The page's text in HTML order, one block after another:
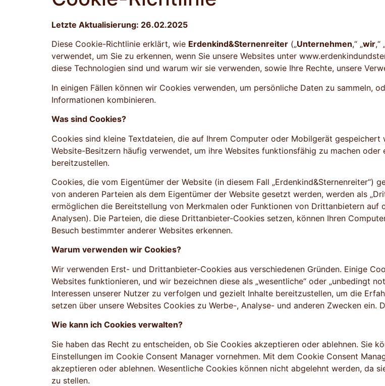
Letzte Aktualisierung: 26.02.2025
Diese Cookie-Richtlinie erklärt, wie Erdenkind&Sternenreiter („Unternehmen,“ „wir,“
verwendet, um Sie zu erkennen, wenn Sie unsere Websites unter
diese Technologien sind und warum wir sie verwenden, sowie Ihre Rechte, unsere
In einigen Fällen können wir Cookies verwenden, um persönliche Daten zu sammeln,
Informationen kombinieren.
Was sind Cookies?
Cookies sind kleine Textdateien, die auf Ihrem Computer oder Mobilgerät
Website-Besitzern häufig verwendet, um ihre Websites funktionsfähig zu machen
bereitzustellen.
Cookies, die vom Eigentümer der Website (in diesem Fall „Erdenkind&Sternenreiter“)
von anderen Parteien als dem Eigentümer der Website gesetzt werden, werden als
ermöglichen die Bereitstellung von Merkmalen oder Funktionen von Drittanbietern auf
Analysen). Die Parteien, die diese Drittanbieter-Cookies setzen, können Ihren
Besuch bestimmter anderer Websites erkennen.
Warum verwenden wir Cookies?
Wir verwenden Erst- und Drittanbieter-Cookies aus verschiedenen Gründen. Einige
Websites funktionieren, und wir bezeichnen diese als „wesentliche“ oder „unbedingt
Interessen unserer Nutzer zu verfolgen und gezielt Inhalte bereitzustellen, um die
setzen über unsere Websites Cookies zu Werbe-, Analyse- und anderen Zwecken ein.
Wie kann ich Cookies verwalten?
Sie haben das Recht zu entscheiden, ob Sie Cookies akzeptieren oder ablehnen. Sie
Einstellungen im Cookie Consent Manager vornehmen. Mit dem Cookie Consent
akzeptieren oder ablehnen. Wesentliche Cookies können nicht abgelehnt werden, da
zu stellen.